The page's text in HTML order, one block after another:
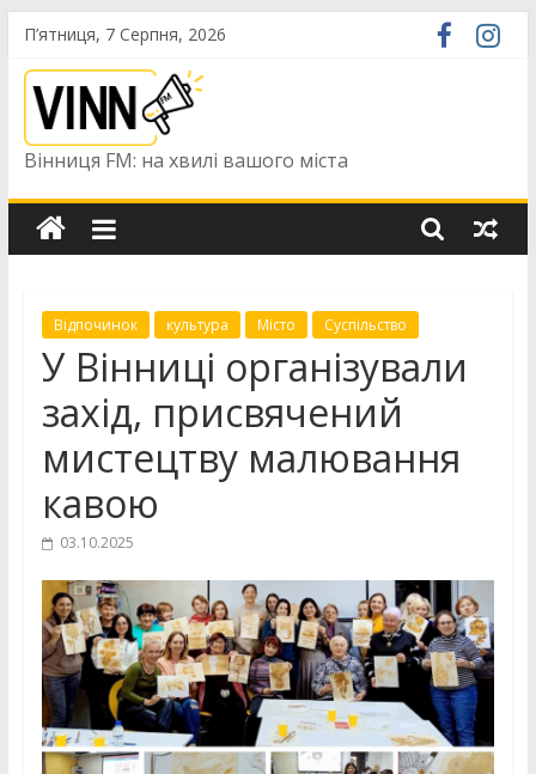
Skip
content
П’ятниця, 7 Серпня, 2026
Вінниця FM: на хвилі вашого міста
Відпочинок культура Місто Суспільство
У Вінниці організували
захід, присвячений
мистецтву малювання
кавою
03.10.2025